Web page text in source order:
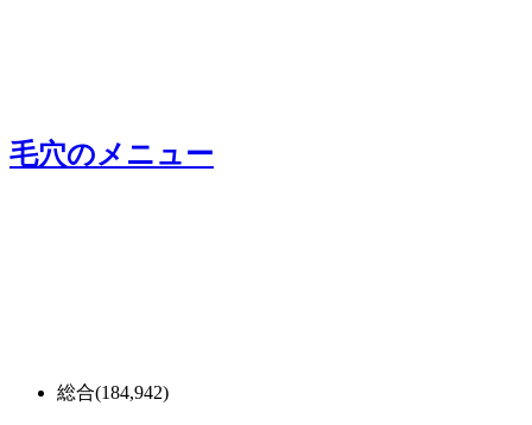
毛穴のメニュー
総合(184,942)